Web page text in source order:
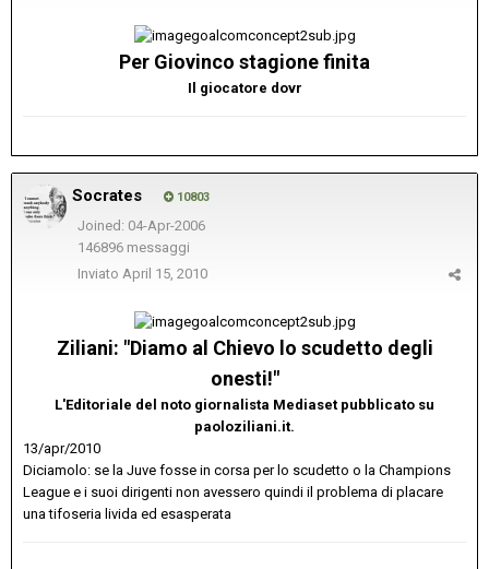
Per Giovinco stagione finita
Il giocatore dovr
Socrates 10803
Joined: 04-Apr-2006
146896 messaggi
Inviato April 15, 2010
Ziliani: "Diamo al Chievo lo scudetto degli
onesti!"
L'Editoriale del noto giornalista Mediaset pubblicato su
paoloziliani.it.
13/apr/2010
Diciamolo: se la Juve fosse in corsa per lo scudetto o la Champions
League e i suoi dirigenti non avessero quindi il problema di placare
una tifoseria livida ed esasperata